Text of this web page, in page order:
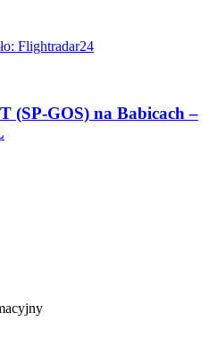
(SP-GOS) na Babicach –